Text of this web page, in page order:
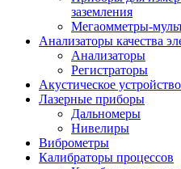
заземления
Мегаомметры-
Анализаторы качества
Анализаторы
Регистраторы
Акустическое
Лазерные приборы
Дальномеры
Нивелиры
Виброметры
Калибраторы процессов